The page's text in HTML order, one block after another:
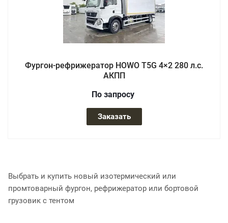
Фургон-рефрижератор HOWO T5G 4×2 280 л.с.
АКПП
По запросу
Заказать
Выбрать и купить новый изотермический или
промтоварный фургон, рефрижератор или бортовой
грузовик с тентом